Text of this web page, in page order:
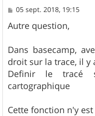
M
s
s
g
e
05 sept. 2018, 19:15
Autre question,
Dans basecamp,
droit sur la trace, il y
Definir le tracé
cartographique
Cette fonction n'y